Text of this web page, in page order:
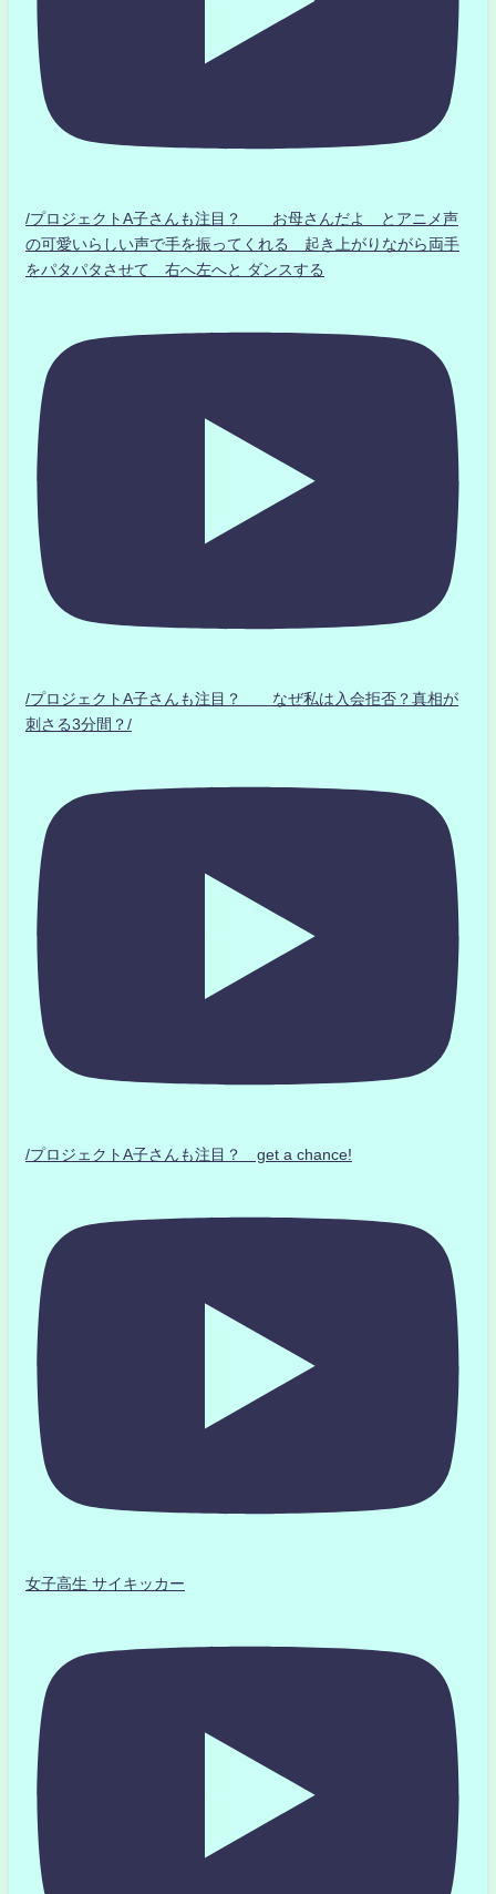
/プロジェクトA子さんも注目？ お母さんだよ とアニメ声
の可愛いらしい声で手を振ってくれる 起き上がりながら両手
をパタパタさせて 右へ左へと ダンスする
/プロジェクトA子さんも注目？ なぜ私は入会拒否？真相が
刺さる3分間？/
/プロジェクトA子さんも注目？ get a chance!
女子高生 サイキッカー